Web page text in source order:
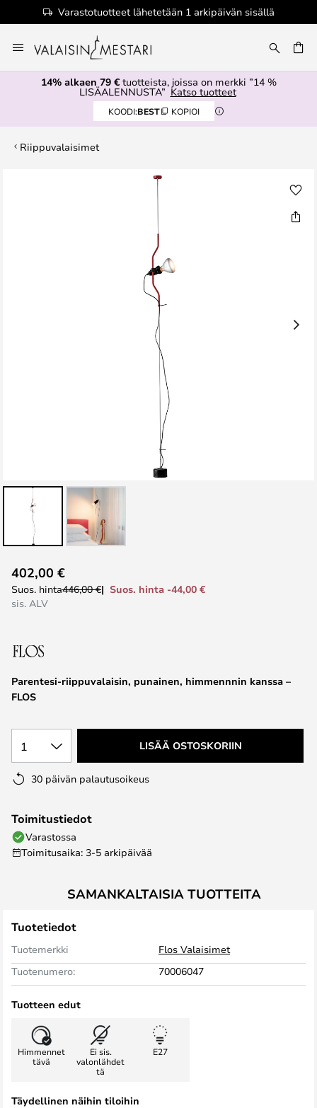
Varastotuotteet lähetetään 1 arkipäivän sisällä
to
Content
14% alkaen 79 €tuotteista, joissa on merkki ”14 %
LISÄALENNUSTA” Katso tuotteet
KOODI:BEST KOPIOI
Riippuvalaisimet
to
the
the
gallery
Parentesi-riippuvalaisin, punainen, himmennnin kanssa –
FLOS
402,00 €
Suos. hinta446,00 €
Suos. hinta -44,00 €
sis. ALV
1 LISÄÄ OSTOSKORIIN
30 päivän palautusoikeus
Toimitustiedot
Varastossa
Toimitusaika: 3-5 arkipäivää
SAMANKALTAISIA TUOTTEITA
Tuotetiedot
Tuotemerkki
Flos Valaisimet
Tuotenumero:
70006047
Tuotteen edut
Himmennet
tävä
Ei sis.
valonlähdet
tä
E27
Täydellinen näihin tiloihin